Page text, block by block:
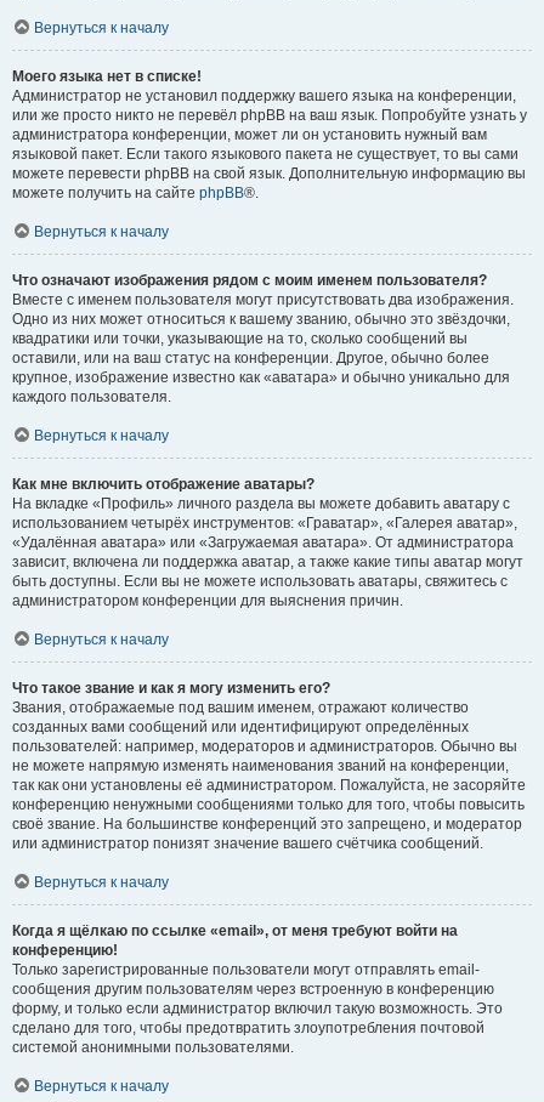
Вернуться к началу
Моего языка нет в списке!
Администратор не установил поддержку вашего языка на конференции,
или же просто никто не перевёл phpBB на ваш язык. Попробуйте узнать у
администратора конференции, может ли он установить нужный вам
языковой пакет. Если такого языкового пакета не существует, то вы сами
можете перевести phpBB на свой язык. Дополнительную информацию вы
можете получить на сайте phpBB®.
Вернуться к началу
Что означают изображения рядом с моим именем пользователя?
Вместе с именем пользователя могут присутствовать два изображения.
Одно из них может относиться к вашему званию, обычно это звёздочки,
квадратики или точки, указывающие на то, сколько сообщений вы
оставили, или на ваш статус на конференции. Другое, обычно более
крупное, изображение известно как «аватара» и обычно уникально для
каждого пользователя.
Вернуться к началу
Как мне включить отображение аватары?
На вкладке «Профиль» личного раздела вы можете добавить аватару с
использованием четырёх инструментов: «Граватар», «Галерея аватар»,
«Удалённая аватара» или «Загружаемая аватара». От администратора
зависит, включена ли поддержка аватар, а также какие типы аватар могут
быть доступны. Если вы не можете использовать аватары, свяжитесь с
администратором конференции для выяснения причин.
Вернуться к началу
Что такое звание и как я могу изменить его?
Звания, отображаемые под вашим именем, отражают количество
созданных вами сообщений или идентифицируют определённых
пользователей: например, модераторов и администраторов. Обычно вы
не можете напрямую изменять наименования званий на конференции,
так как они установлены её администратором. Пожалуйста, не засоряйте
конференцию ненужными сообщениями только для того, чтобы повысить
своё звание. На большинстве конференций это запрещено, и модератор
или администратор понизят значение вашего счётчика сообщений.
Вернуться к началу
Когда я щёлкаю по ссылке «email», от меня требуют войти на
конференцию!
Только зарегистрированные пользователи могут отправлять email-
сообщения другим пользователям через встроенную в конференцию
форму, и только если администратор включил такую возможность. Это
сделано для того, чтобы предотвратить злоупотребления почтовой
системой анонимными пользователями.
Вернуться к началу